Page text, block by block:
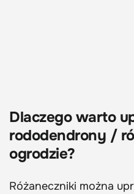
Dlaczego warto
rododendrony /
ogrodzie?
Różaneczniki można